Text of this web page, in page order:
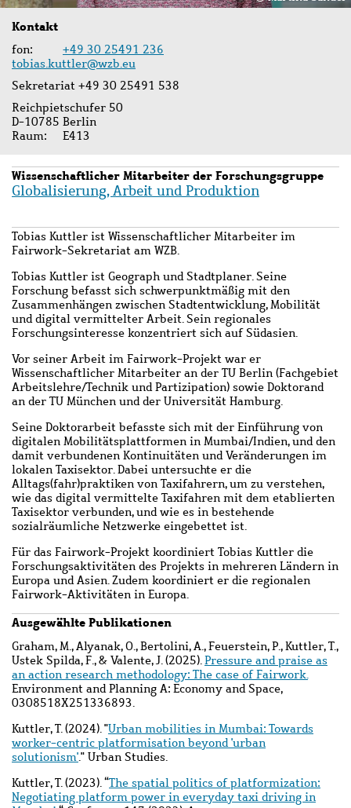
Kontakt
fon
+49 30 25491 236
tobias.kuttler@wzb.eu
Sekretariat +49 30 25491 538
Reichpietschufer 50
D-10785 Berlin
Raum
E413
Wissenschaftlicher Mitarbeiter der Forschungsgruppe
Globalisierung, Arbeit und Produktion
Tobias Kuttler ist Wissenschaftlicher Mitarbeiter im
Fairwork-Sekretariat am WZB.
Tobias Kuttler ist Geograph und Stadtplaner. Seine
Forschung befasst sich schwerpunktmäßig mit den
Zusammenhängen zwischen Stadtentwicklung, Mobilität
und digital vermittelter Arbeit. Sein regionales
Forschungsinteresse konzentriert sich auf Südasien.
Vor seiner Arbeit im Fairwork-Projekt war er
Wissenschaftlicher Mitarbeiter an der TU Berlin (Fachgebiet
Arbeitslehre/Technik und Partizipation) sowie Doktorand
an der TU München und der Universität Hamburg.
Seine Doktorarbeit befasste sich mit der Einführung von
digitalen Mobilitätsplattformen in Mumbai/Indien, und den
damit verbundenen Kontinuitäten und Veränderungen im
lokalen Taxisektor. Dabei untersuchte er die
Alltags(fahr)praktiken von Taxifahrern, um zu verstehen,
wie das digital vermittelte Taxifahren mit dem etablierten
Taxisektor verbunden, und wie es in bestehende
sozialräumliche Netzwerke eingebettet ist.
Für das Fairwork-Projekt koordiniert Tobias Kuttler die
Forschungsaktivitäten des Projekts in mehreren Ländern in
Europa und Asien. Zudem koordiniert er die regionalen
Fairwork-Aktivitäten in Europa.
Ausgewählte Publikationen
Graham, M., Alyanak, O., Bertolini, A., Feuerstein, P., Kuttler, T.,
Ustek Spilda, F., & Valente, J. (2025).Pressure and praise as
an action research methodology: The case of Fairwork.
Environment and Planning A: Economy and Space,
0308518X251336893.
Kuttler, T. (2024). "Urban mobilities in Mumbai: Towards
worker-centric platformisation beyond 'urban
solutionism'." Urban Studies.
Kuttler, T. (2023).“The spatial politics of platformization:
Negotiating platform power in everyday taxi driving in